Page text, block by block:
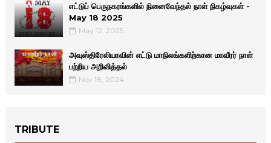
எட்டுப் பெருநகரங்களில் நினைவேந்தல் நாள் நிகழ்வுகள் -
May 18 2025
May 12, 2025
அவுஸ்திரேலியாவின் எட்டு மாநிலங்களிற்கான மாவீரர் நாள்
பற்றிய அறிவித்தல்
Nov 18, 2024
TRIBUTE